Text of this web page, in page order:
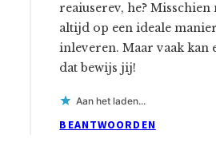
reaiuserev, he? Misschien
altijd op een ideale
inleveren. Maar vaak kan
dat bewijs jij!
Aan het laden...
BEANTWOORDEN